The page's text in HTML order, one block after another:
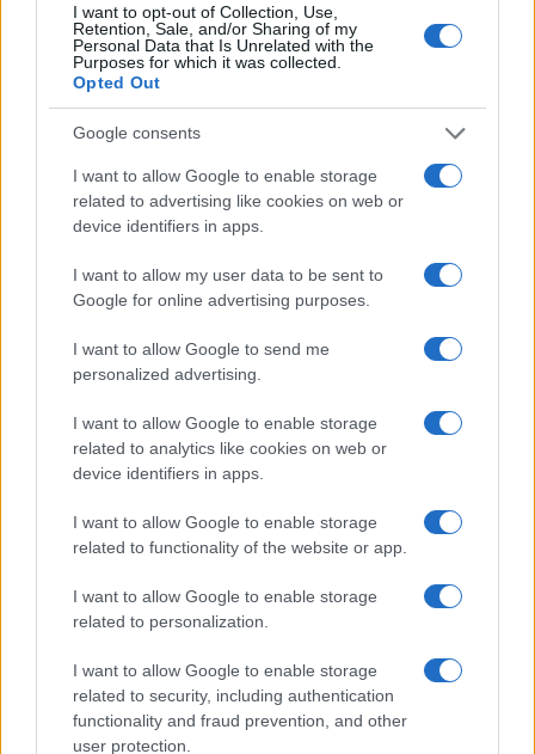
I want to opt-out of Collection, Use,
Retention, Sale, and/or Sharing of my
Personal Data that Is Unrelated with the
Purposes for which it was collected.
Opted Out
Google consents
I want to allow Google to enable storage
related to advertising like cookies on web or
device identifiers in apps.
I want to allow my user data to be sent to
Google for online advertising purposes.
I want to allow Google to send me
personalized advertising.
I want to allow Google to enable storage
related to analytics like cookies on web or
device identifiers in apps.
I want to allow Google to enable storage
related to functionality of the website or app.
I want to allow Google to enable storage
related to personalization.
I want to allow Google to enable storage
related to security, including authentication
functionality and fraud prevention, and other
user protection.
Antonio Russo, 31 dicembre 2020
#GIUSEPPE CONTE
#GOVERNO GIALLOROSSO
#MATTEO RENZI
Leggi i commenti
SEDUTE SATIRICHE
Vai all'archivio delle vignette
“I lavori sulle ferrovie a
Firenze? Così abbiamo